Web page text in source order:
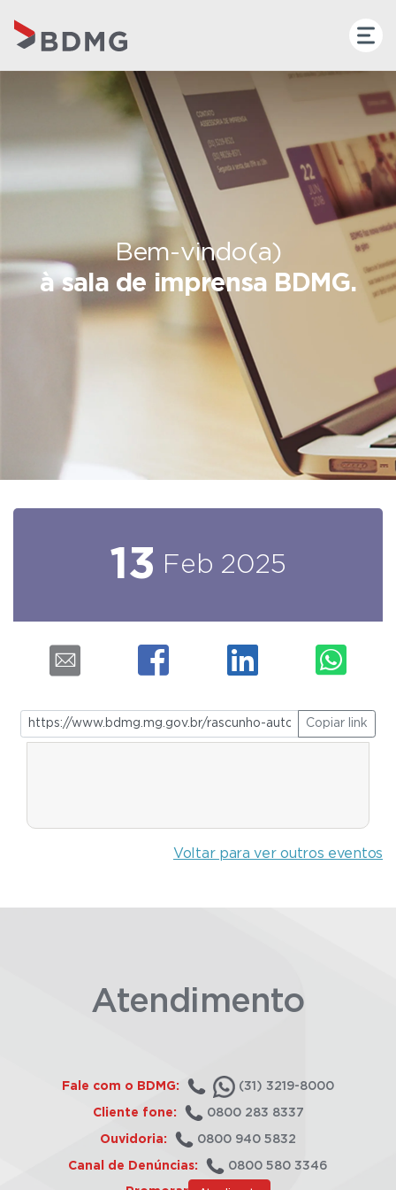
Bem-vindo(a)
à sala de imprensa BDMG.
13 Feb 2025
Copiar link
Voltar para ver outros eventos
Atendimento
Fale com o BDMG: (31) 3219-8000
Cliente fone: 0800 283 8337
Ouvidoria: 0800 940 5832
Canal de Denúncias: 0800 580 3346